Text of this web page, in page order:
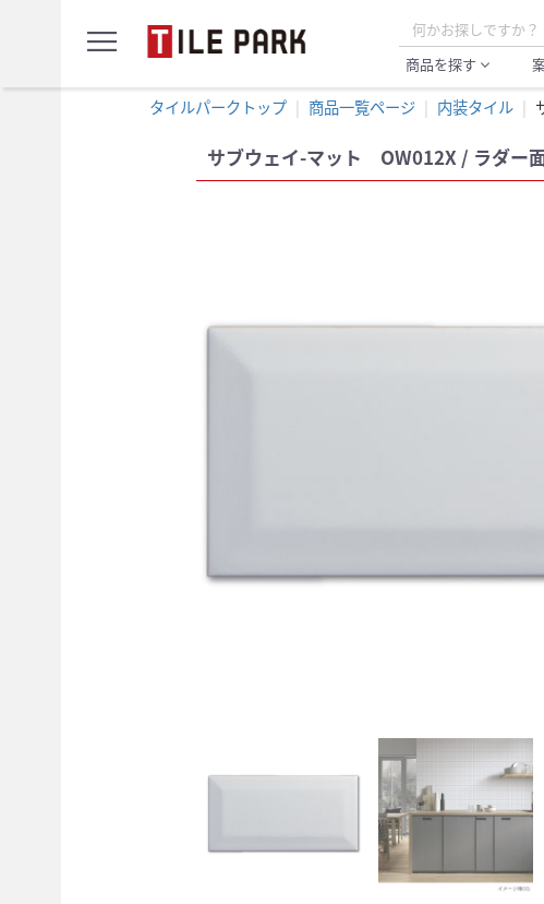
menu 商品を探す expand_more
ン
プ
カ
タイルパークトップ 商品一覧ページ 内装タイル
サブウェイ-マット OW012X / ラダー